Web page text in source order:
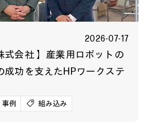
2026-07-17
式会社 】産業用ロボットの
成功を支えたHPワークステ
事例 組み込み